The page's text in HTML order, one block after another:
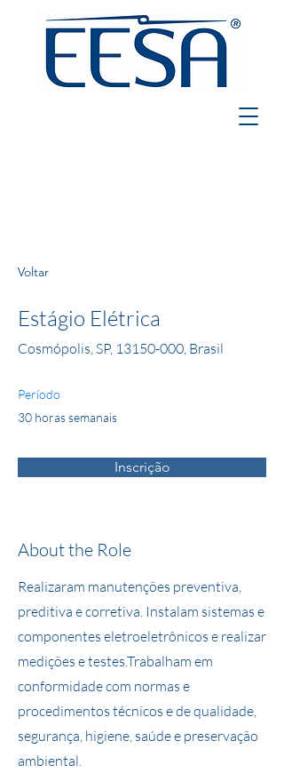
Voltar
Estágio Elétrica
Cosmópolis, SP, 13150-000, Brasil
Período
30 horas semanais
Inscrição
About the Role
Realizaram manutenções preventiva,
preditiva e corretiva. Instalam sistemas e
componentes eletroeletrônicos e realizar
medições e testes.Trabalham em
conformidade com normas e
procedimentos técnicos e de qualidade,
segurança, higiene, saúde e preservação
ambiental.